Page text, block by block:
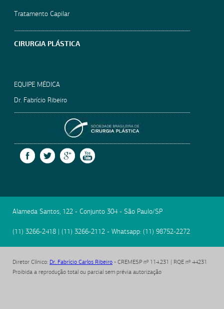
Tratamento Capilar
CIRURGIA PLÁSTICA
EQUIPE MÉDICA
Dr. Fabrício Ribeiro
FACEBOOKTWITTERGOOGLE +
Alameda Santos, 122 - Conjunto 304 - São Paulo/SP
(11) 3266-2418 | (11) 3266-2112 - Whatsapp: (11) 98752-2272
Diretor Clínico: Dr. Fabrício Carlos Ribeiro - CREMESP nº 114.231 | RQE nº 44231
Proibida a reprodução total ou parcial sem prévia autorização